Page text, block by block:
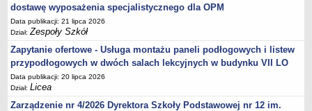
dostawę wyposażenia specjalistycznego dla OPM
Data publikacji: 21 lipca 2026
Dział:Zespoły Szkół
Zapytanie ofertowe - Usługa montażu paneli podłogowych i listew
przypodłogowych w dwóch salach lekcyjnych w budynku VII LO
Data publikacji: 20 lipca 2026
Dział:Licea
Zarządzenie nr 4/2026 Dyrektora Szkoły Podstawowej nr 12 im.